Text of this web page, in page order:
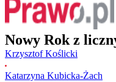
Nowy Rok z
Krzysztof Koślicki
Katarzyna Kubicka-Żach